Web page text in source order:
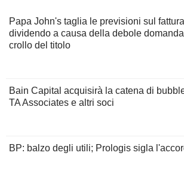
Papa John's taglia le previsioni sul
dividendo a causa della debole
crollo del titolo
Bain Capital acquisirà la catena di
TA Associates e altri soci
BP: balzo degli utili; Prologis sigla